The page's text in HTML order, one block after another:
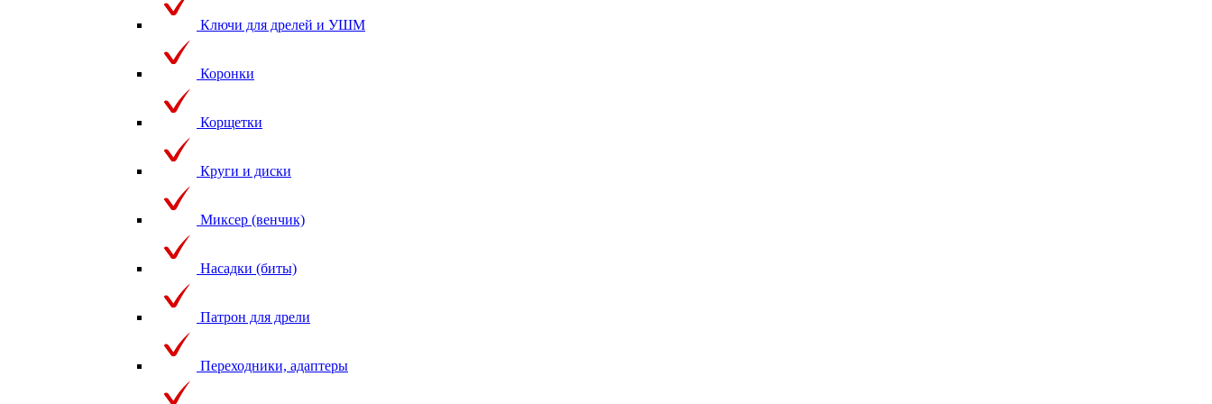
Ключи для дрелей и УШМ
Коронки
Корщетки
Круги и диски
Миксер (венчик)
Насадки (биты)
Патрон для дрели
Переходники, адаптеры